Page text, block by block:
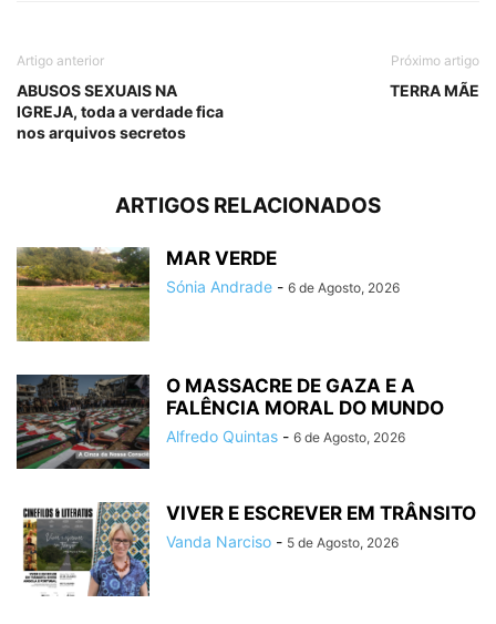
Artigo anterior
ABUSOS SEXUAIS NA
IGREJA, toda a verdade fica
nos arquivos secretos
Próximo artigo
TERRA MÃE
ARTIGOS RELACIONADOS
MAR VERDE
Sónia Andrade - 6 de Agosto, 2026
O MASSACRE DE GAZA E A
FALÊNCIA MORAL DO MUNDO
Alfredo Quintas - 6 de Agosto, 2026
VIVER E ESCREVER EM TRÂNSITO
Vanda Narciso - 5 de Agosto, 2026